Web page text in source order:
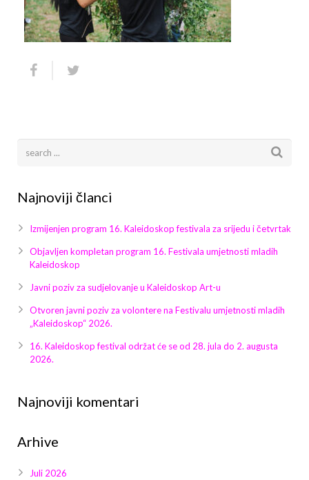
Video 2011
Video 2015
Video 2018
Galerija 2010
Galerija 2014
Galerija 2017
Galerija 2018
Galerija 2019
Galerija 2022
Galerija 2024
Galerija 2025
Arhiva
Najnoviji članci
Izmijenjen program 16. Kaleidoskop festivala za srijedu i četvrtak
Objavljen kompletan program 16. Festivala umjetnosti mladih
Kaleidoskop
Javni poziv za sudjelovanje u Kaleidoskop Art-u
Otvoren javni poziv za volontere na Festivalu umjetnosti mladih
„Kaleidoskop“ 2026.
16. Kaleidoskop festival održat će se od 28. jula do 2. augusta
2026.
Najnoviji komentari
Arhive
Juli 2026